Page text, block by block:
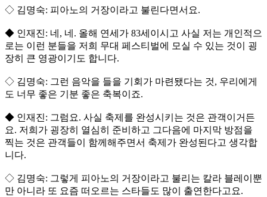
◇ 김명숙: 피아노의 거장이라고 불린다면서요.
◆ 인재진: 네, 네. 올해 연세가 83세이시고 사실 저는 개인적으
로는 이런 분들을 저희 무대 페스티벌에 모실 수 있는 것이 굉
장히 큰 영광이기도 합니다.
◇ 김명숙: 그런 음악을 들을 기회가 마련됐다는 것, 우리에게
도 너무 좋은 기분 좋은 축복이죠.
◆ 인재진: 그럼요. 사실 축제를 완성시키는 것은 관객이거든
요. 저희가 굉장히 열심히 준비하고 그다음에 마지막 방점을
찍는 것은 관객들이 함께해주면서 축제가 완성된다고 생각합
니다.
◇ 김명숙: 그렇게 피아노의 거장이라고 불리는 칼라 블레이뿐
만 아니라 또 요즘 떠오르는 스타들도 많이 출연한다고요.